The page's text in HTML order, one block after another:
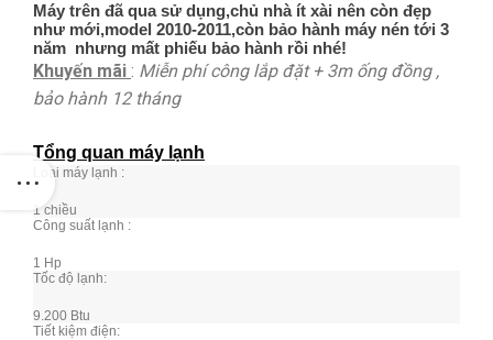
Máy trên đã qua sử dụng,chủ nhà ít xài nên còn đẹp
như mới,model 2010-2011,còn bảo hành máy nén tới 3
năm nhưng mất phiếu bảo hành rồi nhé!
Khuyến mãi : Miễn phí công lắp đặt + 3m ống đồng ,
bảo hành 12 tháng
Tổng quan máy lạnh
Loại máy lạnh :
1 chiều
Công suất lạnh :
1 Hp
Tốc độ lạnh:
9.200 Btu
Tiết kiệm điện: